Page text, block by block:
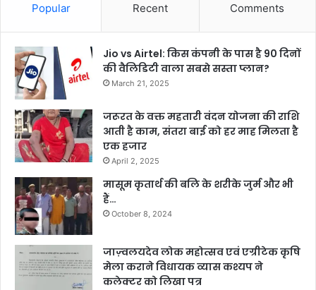
Popular Recent Comments
Jio vs Airtel: किस कंपनी के पास है 90 दिनों
की वैलिडिटी वाला सबसे सस्ता प्लान?
March 21, 2025
जरूरत के वक्त महतारी वंदन योजना की राशि
आती है काम, संतरा बाई को हर माह मिलता है
एक हजार
April 2, 2025
मासूम कृतार्थ की बलि के शरीके जुर्म और भी
हैं…
October 8, 2024
जाज़्वलयदेव लोक महोत्सव एवं एग्रीटेक कृषि
मेला कराने विधायक व्यास कश्यप ने
कलेक्टर को लिखा पत्र